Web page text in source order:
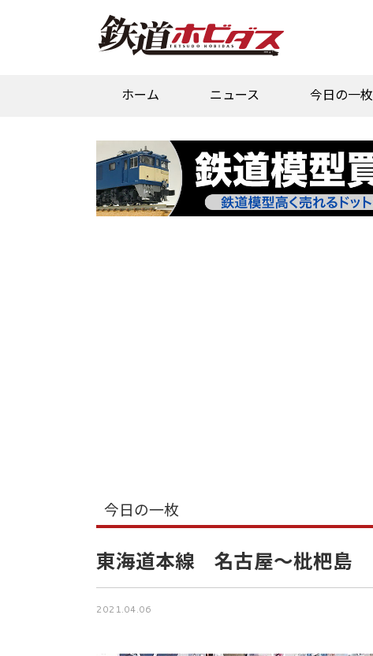
ホーム ニュース 今日の一枚
今日の一枚
東海道本線 名古屋～枇杷島
2021.04.06